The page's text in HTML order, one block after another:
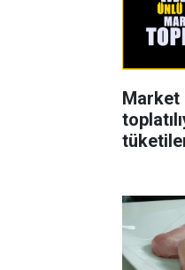
Market